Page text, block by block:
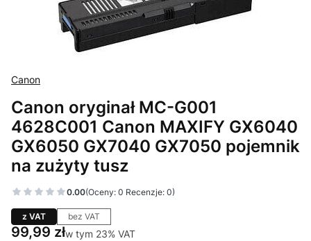
Canon
Canon oryginał MC-G001
4628C001 Canon MAXIFY GX6040
GX6050 GX7040 GX7050 pojemnik
na zużyty tusz
0.00(Oceny: 0 Recenzje: 0)
z VAT bez VAT
Cena
99,99 złw tym 23% VAT
w tym 23% VAT